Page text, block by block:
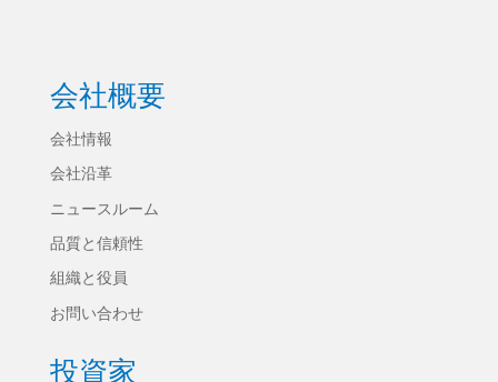
会社概要
会社情報
会社沿革
ニュースルーム
品質と信頼性
組織と役員
お問い合わせ
投資家